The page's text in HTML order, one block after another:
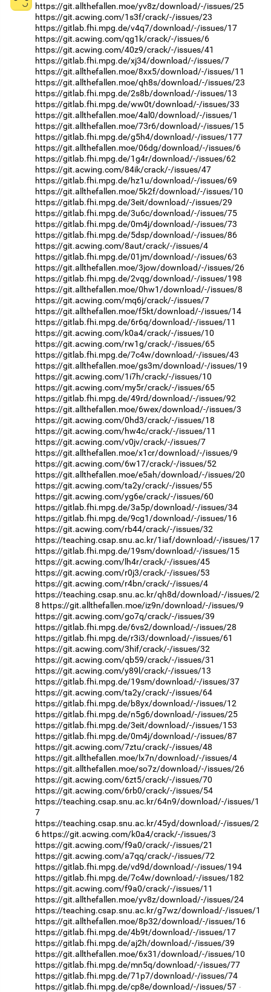
https://git.allthefallen.moe/yv8z/download/-/issues/25
https://git.acwing.com/1s3f/crack/-/issues/23
https://gitlab.fhi.mpg.de/v4q7/download/-/issues/17
https://git.acwing.com/qg1k/crack/-/issues/6
https://git.acwing.com/40z9/crack/-/issues/41
https://gitlab.fhi.mpg.de/xj34/download/-/issues/7
https://git.allthefallen.moe/8xx5/download/-/issues/11
https://git.allthefallen.moe/qh8s/download/-/issues/23
https://gitlab.fhi.mpg.de/2s8b/download/-/issues/13
https://gitlab.fhi.mpg.de/ww0t/download/-/issues/33
https://git.allthefallen.moe/4al0/download/-/issues/1
https://git.allthefallen.moe/73r6/download/-/issues/15
https://gitlab.fhi.mpg.de/g5h4/download/-/issues/177
https://git.allthefallen.moe/06dg/download/-/issues/6
https://gitlab.fhi.mpg.de/1g4r/download/-/issues/62
https://git.acwing.com/84ik/crack/-/issues/47
https://gitlab.fhi.mpg.de/hz1u/download/-/issues/69
https://git.allthefallen.moe/5k2f/download/-/issues/10
https://gitlab.fhi.mpg.de/3eit/download/-/issues/29
https://gitlab.fhi.mpg.de/3u6c/download/-/issues/75
https://gitlab.fhi.mpg.de/0m4j/download/-/issues/73
https://gitlab.fhi.mpg.de/5dsp/download/-/issues/86
https://git.acwing.com/8aut/crack/-/issues/4
https://gitlab.fhi.mpg.de/01jm/download/-/issues/63
https://git.allthefallen.moe/3jow/download/-/issues/26
https://gitlab.fhi.mpg.de/2vqg/download/-/issues/198
https://git.allthefallen.moe/0hw1/download/-/issues/8
https://git.acwing.com/mq6j/crack/-/issues/7
https://git.allthefallen.moe/f5kt/download/-/issues/14
https://gitlab.fhi.mpg.de/6r6q/download/-/issues/11
https://git.acwing.com/k0a4/crack/-/issues/10
https://git.acwing.com/rw1g/crack/-/issues/65
https://gitlab.fhi.mpg.de/7c4w/download/-/issues/43
https://git.allthefallen.moe/gs3m/download/-/issues/19
https://git.acwing.com/1i7h/crack/-/issues/10
https://git.acwing.com/my5r/crack/-/issues/65
https://gitlab.fhi.mpg.de/49rd/download/-/issues/92
https://git.allthefallen.moe/6wex/download/-/issues/3
https://git.acwing.com/0hd3/crack/-/issues/18
https://git.acwing.com/hw4c/crack/-/issues/11
https://git.acwing.com/v0jv/crack/-/issues/7
https://git.allthefallen.moe/x1cr/download/-/issues/9
https://git.acwing.com/6w17/crack/-/issues/52
https://git.allthefallen.moe/e5ah/download/-/issues/20
https://git.acwing.com/ta2y/crack/-/issues/55
https://git.acwing.com/yg6e/crack/-/issues/60
https://gitlab.fhi.mpg.de/3a5p/download/-/issues/34
https://gitlab.fhi.mpg.de/9cg1/download/-/issues/16
https://git.acwing.com/rb44/crack/-/issues/32
https://teaching.csap.snu.ac.kr/1iaf/download/-/issues/17
https://gitlab.fhi.mpg.de/19sm/download/-/issues/15
https://git.acwing.com/lh4r/crack/-/issues/45
https://git.acwing.com/r0j3/crack/-/issues/53
https://git.acwing.com/r4bn/crack/-/issues/4
https://teaching.csap.snu.ac.kr/qh8d/download/-/issues/2
8 https://git.allthefallen.moe/iz9n/download/-/issues/9
https://git.acwing.com/go7q/crack/-/issues/39
https://gitlab.fhi.mpg.de/6vs2/download/-/issues/28
https://gitlab.fhi.mpg.de/r3i3/download/-/issues/61
https://git.acwing.com/3hif/crack/-/issues/32
https://git.acwing.com/qb59/crack/-/issues/31
https://git.acwing.com/y89l/crack/-/issues/13
https://gitlab.fhi.mpg.de/19sm/download/-/issues/37
https://git.acwing.com/ta2y/crack/-/issues/64
https://gitlab.fhi.mpg.de/b8yx/download/-/issues/12
https://gitlab.fhi.mpg.de/n5g6/download/-/issues/25
https://gitlab.fhi.mpg.de/3eit/download/-/issues/153
https://gitlab.fhi.mpg.de/0m4j/download/-/issues/87
https://git.acwing.com/7ztu/crack/-/issues/48
https://git.allthefallen.moe/lx7n/download/-/issues/4
https://git.allthefallen.moe/so7z/download/-/issues/26
https://git.acwing.com/6zt5/crack/-/issues/70
https://git.acwing.com/6rb0/crack/-/issues/54
https://teaching.csap.snu.ac.kr/64n9/download/-/issues/1
7
https://teaching.csap.snu.ac.kr/45yd/download/-/issues/2
6 https://git.acwing.com/k0a4/crack/-/issues/3
https://git.acwing.com/f9a0/crack/-/issues/21
https://git.acwing.com/a7qq/crack/-/issues/72
https://gitlab.fhi.mpg.de/vd9d/download/-/issues/194
https://gitlab.fhi.mpg.de/7c4w/download/-/issues/182
https://git.acwing.com/f9a0/crack/-/issues/11
https://git.allthefallen.moe/yv8z/download/-/issues/24
https://teaching.csap.snu.ac.kr/g7wz/download/-/issues/1
https://git.allthefallen.moe/8p32/download/-/issues/16
https://gitlab.fhi.mpg.de/4b9t/download/-/issues/17
https://gitlab.fhi.mpg.de/aj2h/download/-/issues/39
https://git.allthefallen.moe/6x31/download/-/issues/10
https://gitlab.fhi.mpg.de/mn5q/download/-/issues/77
https://gitlab.fhi.mpg.de/71p7/download/-/issues/74
https://gitlab.fhi.mpg.de/cp8e/download/-/issues/57